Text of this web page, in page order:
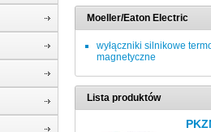
Moeller/Eaton Electric
wyłączniki silnikowe
magnetyczne
Lista produktów